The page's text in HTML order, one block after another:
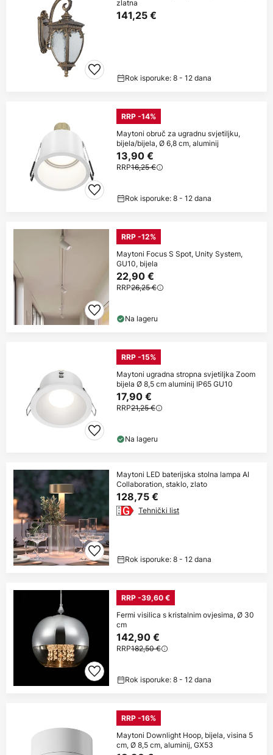
zlatna
141,25 €
Rok isporuke: 8 - 12 dana
RRP -14%
Maytoni obruč za ugradnu svjetiljku,
bijela/bijela, Ø 6,8 cm, aluminij
13,90 €
RRP16,25 €
Rok isporuke: 8 - 12 dana
RRP -12%
Maytoni Focus S Spot, Unity System,
GU10, bijela
22,90 €
RRP26,25 €
Na lageru
RRP -15%
Maytoni ugradna stropna svjetiljka Zoom
bijela Ø 8,5 cm aluminij IP65 GU10
17,90 €
RRP21,25 €
Na lageru
Maytoni LED baterijska stolna lampa AI
Collaboration, staklo, zlato
128,75 €
Tehnički list
Rok isporuke: 8 - 12 dana
RRP -39,60 €
Fermi visilica s kristalnim ovjesima, Ø 30
cm
142,90 €
RRP182,50 €
Rok isporuke: 8 - 12 dana
RRP -16%
Maytoni Downlight Hoop, bijela, visina 5
cm, Ø 8,5 cm, aluminij, GX53